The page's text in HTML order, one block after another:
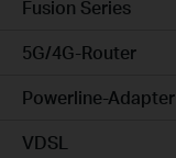
Fusion Series
5G/4G-Router
Powerline-Adapter
VDSL